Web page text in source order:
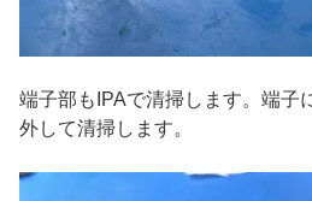
端子部もIPAで清掃します。端子
外して清掃します。